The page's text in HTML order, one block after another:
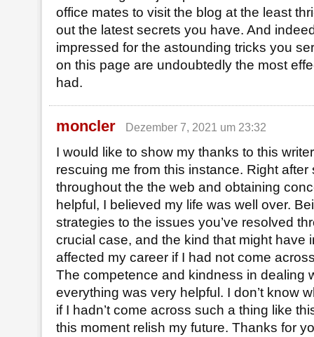
office mates to visit the blog at the least
out the latest secrets you have. And
impressed for the astounding tricks you
on this page are undoubtedly the most
had.
moncler Dezember 7, 2021 um 23:32
I would like to show my thanks to this
rescuing me from this instance. Right after
throughout the the web and obtaining
helpful, I believed my life was well over.
strategies to the issues you’ve resolved
crucial case, and the kind that might have
affected my career if I had not come
The competence and kindness in dealing
everything was very helpful. I don’t know
if I hadn’t come across such a thing like
this moment relish my future. Thanks for